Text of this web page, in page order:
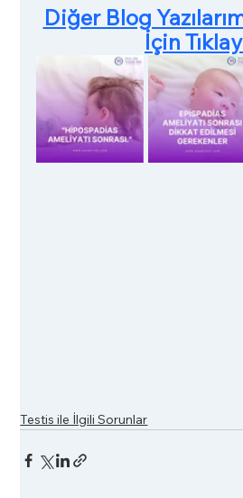
Diğer Blog
İçin
Testis ile İlgili Sorunlar